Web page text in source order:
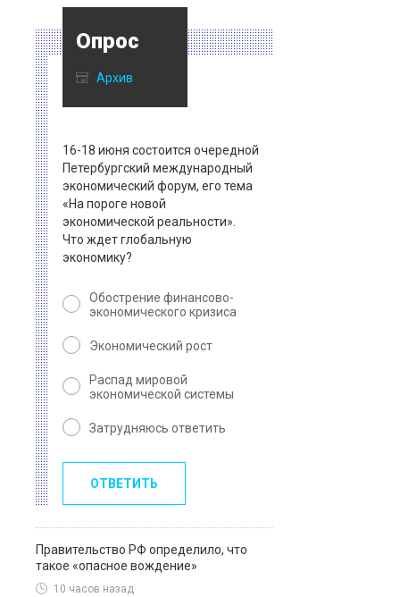
Опрос
Архив
16-18 июня состоится очередной
Петербургский международный
экономический форум, его тема
«На пороге новой
экономической реальности».
Что ждет глобальную
экономику?
Обострение финансово-
экономического кризиса
Экономический рост
Распад мировой
экономической системы
Затрудняюсь ответить
ОТВЕТИТЬ
Правительство РФ определило, что
такое «опасное вождение»
10 часов назад